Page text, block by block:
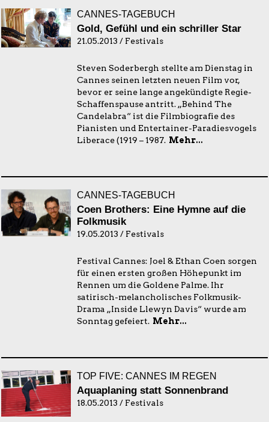
CANNES-TAGEBUCH
Gold, Gefühl und ein schriller Star
21.05.2013 / Festivals
Steven Soderbergh stellte am Dienstag in
Cannes seinen letzten neuen Film vor,
bevor er seine lange angekündigte Regie-
Schaffenspause antritt. „Behind The
Candelabra“ ist die Filmbiografie des
Pianisten und Entertainer-Paradiesvogels
Liberace (1919 – 1987. Mehr...
CANNES-TAGEBUCH
Coen Brothers: Eine Hymne auf die
Folkmusik
19.05.2013 / Festivals
Festival Cannes: Joel & Ethan Coen sorgen
für einen ersten großen Höhepunkt im
Rennen um die Goldene Palme. Ihr
satirisch-melancholisches Folkmusik-
Drama „Inside Llewyn Davis“ wurde am
Sonntag gefeiert. Mehr...
TOP FIVE: CANNES IM REGEN
Aquaplaning statt Sonnenbrand
18.05.2013 / Festivals